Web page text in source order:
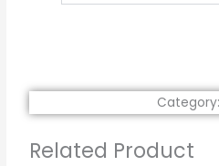
Category:
Related Product